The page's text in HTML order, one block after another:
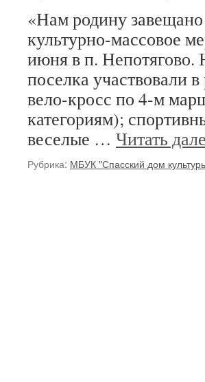
«Нам родину
культурно-массовое
июня в п. Непотягово.
поселка участвовали
вело-кросс по 4-м
категориям);
веселые … Читать
Рубрика: МБУК "Спасский дом